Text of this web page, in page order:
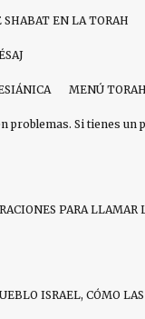
EN LA TORAH
MENÚ
problemas. Si tienes un
PARA LLAMAR
ISRAEL, CÓMO LAS